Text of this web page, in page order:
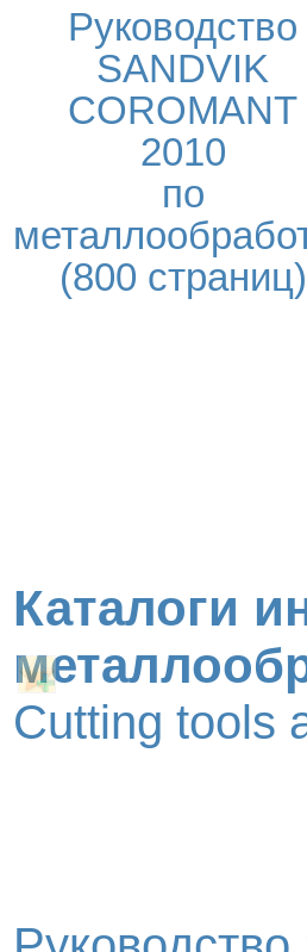
Руководство
SANDVIK
COROMANT
2010
по
(800 страниц)
Каталоги
Cutting tools